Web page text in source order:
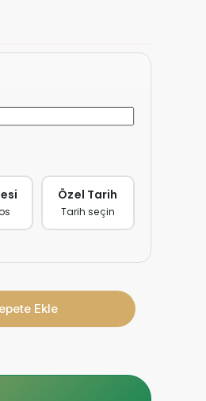
Özel Tarih
Tarih seçin
Ekle